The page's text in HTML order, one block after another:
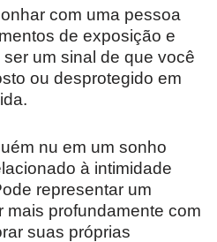
com uma pessoa
de exposição e
um sinal de que você
ou desprotegido em
nu em um sonho
à intimidade
representar um
mais profundamente com
suas próprias